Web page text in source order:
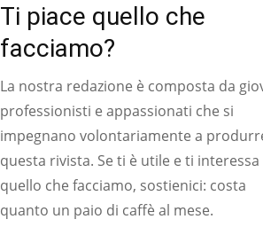
Ti piace quello che
facciamo?
La nostra redazione è composta da
professionisti e appassionati che si
impegnano volontariamente a
questa rivista. Se ti è utile e ti interessa
quello che facciamo, sostienici: costa
quanto un paio di caffè al mese.